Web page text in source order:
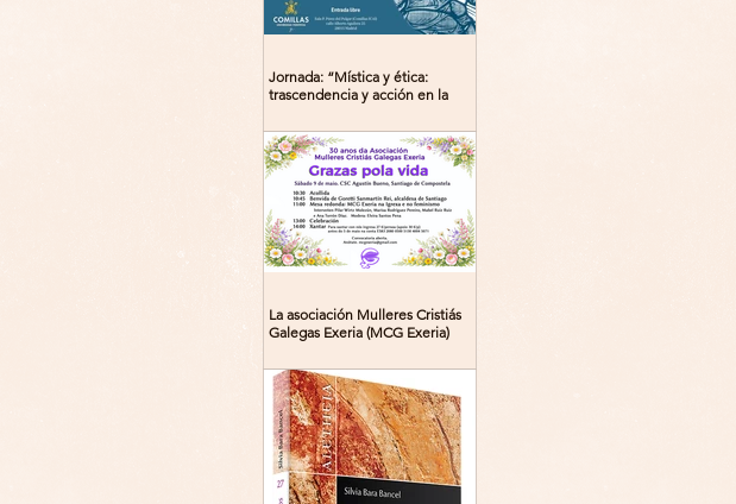
Jornada: “Mística y ética:
trascendencia y acción en la
La asociación Mulleres Cristiás
Galegas Exeria (MCG Exeria)